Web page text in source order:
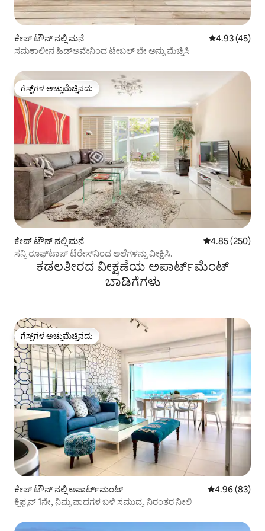
ಕೇಪ್‌ ಟೌನ್ ನಲ್ಲಿ ಮನೆ 5 ರಲ್ಲಿ 4.93
4.93 (45)
ಸಮಕಾಲೀನ ಹಿಡ್‌ಅವೇನಿಂದ ಟೇಬಲ್ ಬೇ ಅನ್ನು ಮೆಚ್ಚಿಸಿ
ಗೆಸ್ಟ್‌ಗಳ ಅಚ್ಚುಮೆಚ್ಚಿನದು
ಗೆಸ್ಟ್‌ಗಳ ಅಚ್ಚುಮೆಚ್ಚಿನದು
ಕೇಪ್‌ ಟೌನ್ ನಲ್ಲಿ ಮನೆ 5 ರಲ್ಲಿ 4.85
4.85 (250)
ಸನ್ನಿ ರೂಫ್‌ಟಾಪ್ ಟೆರೇಸ್‌ನಿಂದ ಅಲೆಗಳನ್ನು ವೀಕ್ಷಿಸಿ.
ಕಡಲತೀರದ ವೀಕ್ಷಣೆಯ ಅಪಾರ್ಟ್‌ಮೆಂಟ್
ಬಾಡಿಗೆಗಳು
ಗೆಸ್ಟ್‌ಗಳ ಅಚ್ಚುಮೆಚ್ಚಿನದು
ಗೆಸ್ಟ್‌ಗಳ ಅಚ್ಚುಮೆಚ್ಚಿನದು
ಕೇಪ್‌ ಟೌನ್ ನಲ್ಲಿ ಅಪಾರ್ಟ್‌ಮಂಟ್ 5 ರಲ್ಲಿ 4.96
4.96 (83)
ಕ್ಲಿಫ್ಟನ್ 1ನೇ, ನಿಮ್ಮ ಪಾದಗಳ ಬಳಿ ಸಮುದ್ರ, ನಿರಂತರ ನೀಲಿ